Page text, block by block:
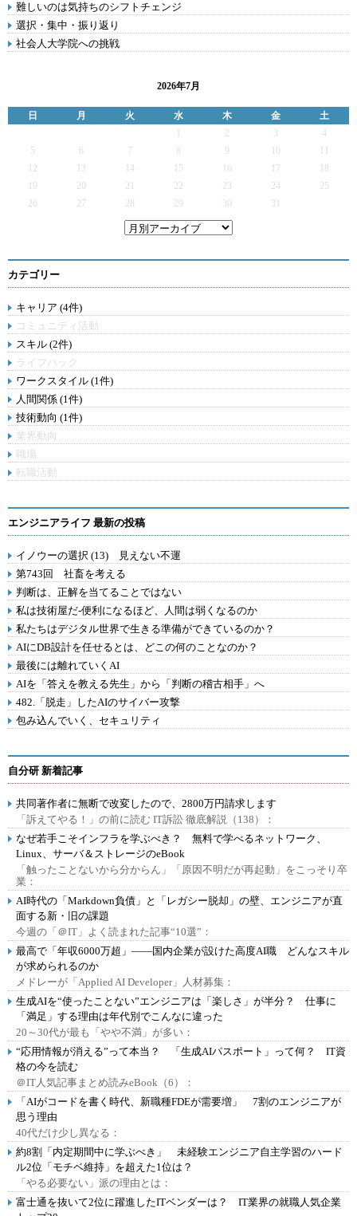
難しいのは気持ちのシフトチェンジ
選択・集中・振り返り
社会人大学院への挑戦
2026年7月
日 月 火 水 木 金
土
2 3
4
5
6 7 9
12
13 14 15 16 17
19
20 21 22 23 24
25
26
27 28 29 30 31
カテゴリー
キャリア (4件)
コミュニティ活動
スキル (2件)
ライフハック
ワークスタイル (1件)
人間関係 (1件)
技術動向 (1件)
業界動向
職場
転職活動
エンジニアライフ 最新の投稿
イノウーの選択 (13) 見えない不運
第743回 社畜を考える
判断は、正解を当てることではない
私は技術屋だ-便利になるほど、人間は弱くなるのか
私たちはデジタル世界で生きる準備ができているのか？
AIにDB設計を任せるとは、どこの何のことなのか？
最後には離れていくAI
AIを「答えを教える先生」から「判断の稽古相手」へ
482.「脱走」したAIのサイバー攻撃
包み込んでいく、セキュリティ
自分研 新着記事
共同著作者に無断で改変したので、2800万円請求します
「訴えてやる！」の前に読む IT訴訟 徹底解説（138）：
なぜ若手こそインフラを学ぶべき？ 無料で学べるネットワーク、
Linux、サーバ＆ストレージのeBook
「触ったことないから分からん」「原因不明だが再起動」をこっそり卒
業：
AI時代の「Markdown負債」と「レガシー脱却」の壁、エンジニアが直
面する新・旧の課題
今週の「＠IT」よく読まれた記事“10選”：
最高で「年収6000万超」――国内企業が設けた高度AI職 どんなスキル
が求められるのか
メドレーが「Applied AI Developer」人材募集：
生成AIを“使ったことない”エンジニアは「楽しさ」が半分？ 仕事に
「満足」する理由は年代別でこんなに違った
20～30代が最も「やや不満」が多い：
“応用情報が消える”って本当？ 「生成AIパスポート」って何？ IT資
格の今を読む
＠IT人気記事まとめ読みeBook（6）：
「AIがコードを書く時代、新職種FDEが需要増」 7割のエンジニアが
思う理由
40代だけ少し異なる：
約8割「内定期間中に学ぶべき」 未経験エンジニア自主学習のハード
ル2位「モチベ維持」を超えた1位は？
「やる必要ない」派の理由とは：
富士通を抜いて2位に躍進したITベンダーは？ IT業界の就職人気企業